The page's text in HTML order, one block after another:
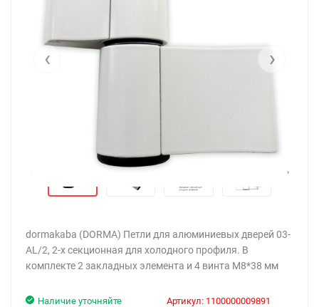
‹ ›
›
dormakaba (DORMA) Петли для алюминиевых дверей 03-
AL/2, 2-х секционная для холодного профиля. В
комплекте 2 закладных элемента и 4 винта M8*38 мм
Артикул: 1100000009891
Наличие уточняйте